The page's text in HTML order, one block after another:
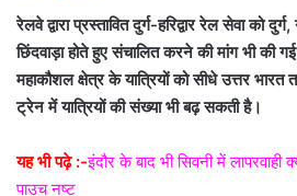
रेलवे द्वारा प्रस्तावित दुर्ग-हरिद्वार रेल सेवा को
छिंदवाड़ा होते हुए संचालित करने की मांग भी
महाकौशल क्षेत्र के यात्रियों को सीधे उत्तर
ट्रेन में यात्रियों की संख्या भी बढ़ सकती है।
यह भी पढ़े :-इंदौर के बाद भी सिवनी में लापरवाही
पाउच नष्ट